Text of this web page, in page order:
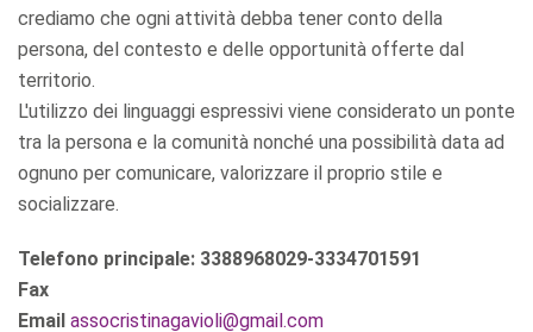
crediamo che ogni attività debba tener conto della
persona, del contesto e delle opportunità offerte dal
territorio.
L'utilizzo dei linguaggi espressivi viene considerato un ponte
tra la persona e la comunità nonché una possibilità data ad
ognuno per comunicare, valorizzare il proprio stile e
socializzare.
Telefono principale: 3388968029-3334701591
Fax
Email assocristinagavioli@gmail.com